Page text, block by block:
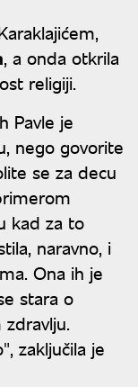
, a onda otkrila
religiji.
Pavle je
nego govorite
se za decu
kad za to
naravno, i
Ona ih je
stara o
zaključila je